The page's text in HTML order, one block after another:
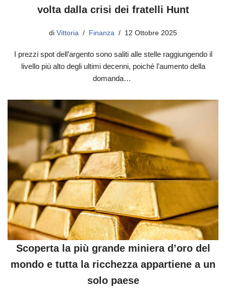
volta dalla crisi dei fratelli Hunt
di Vittoria Finanza 12 Ottobre 2025
I prezzi spot dell’argento sono saliti alle stelle raggiungendo il
livello più alto degli ultimi decenni, poiché l’aumento della
domanda…
Scoperta la più grande miniera d’oro del
mondo e tutta la ricchezza appartiene a un
solo paese